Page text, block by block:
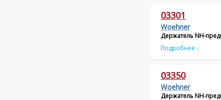
03301
Woehner
Держатель NH-
Подробнее ↓
03350
Woehner
Держатель NH-